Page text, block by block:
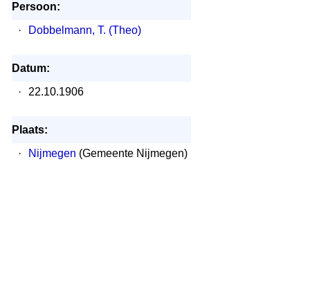
Persoon:
·
Dobbelmann, T. (Theo)
Datum:
·
22.10.1906
Plaats:
·
Nijmegen (Gemeente Nijmegen)